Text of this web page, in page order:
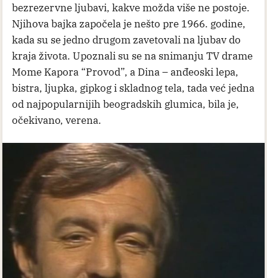
bezrezervne ljubavi, kakve možda više ne postoje.
Njihova bajka započela je nešto pre 1966. godine,
kada su se jedno drugom zavetovali na ljubav do
kraja života. Upoznali su se na snimanju TV drame
Mome Kapora “Provod”, a Dina – anđeoski lepa,
bistra, ljupka, gipkog i skladnog tela, tada već jedna
od najpopularnijih beogradskih glumica, bila je,
očekivano, verena.